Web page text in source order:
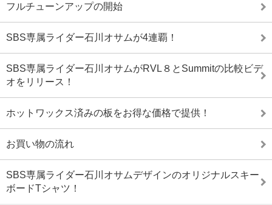
フルチューンアップの開始
SBS専属ライダー石川オサムが4連覇！
SBS専属ライダー石川オサムがRVL８とSummitの比較ビデ
オをリリース！
ホットワックス済みの板をお得な価格で提供！
お買い物の流れ
SBS専属ライダー石川オサムデザインのオリジナルスキー
ボードTシャツ！